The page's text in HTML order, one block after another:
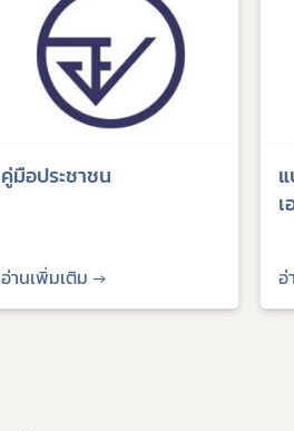
คู่มือประชาชน
อ่านเพิ่มเติม → อ่
เลือกหัวข้อที่ท่านต้องก